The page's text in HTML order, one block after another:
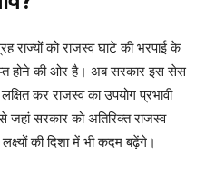
को राजस्व घाटे की भरपाई के
होने की ओर है। अब सरकार इस सेस
कर राजस्व का उपयोग प्रभावी
सरकार को अतिरिक्त राजस्व
की दिशा में भी कदम बढ़ेंगे।